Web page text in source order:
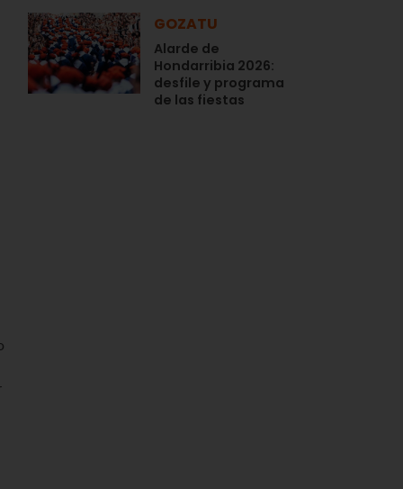
GOZATU
Alarde de
Hondarribia 2026:
desfile y programa
de las fiestas